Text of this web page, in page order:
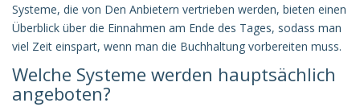
Systeme, die von Den Anbietern vertrieben werden, bieten einen
Überblick über die Einnahmen am Ende des Tages, sodass man
viel Zeit einspart, wenn man die Buchhaltung vorbereiten muss.
Welche Systeme werden hauptsächlich
angeboten?